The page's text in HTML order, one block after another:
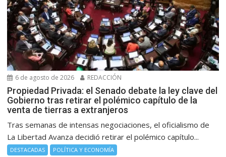
6 de agosto de 2026 REDACCIÓN
Propiedad Privada: el Senado debate la ley clave del
Gobierno tras retirar el polémico capítulo de la
venta de tierras a extranjeros
Tras semanas de intensas negociaciones, el oficialismo de
La Libertad Avanza decidió retirar el polémico capítulo...
DESTACADAS POLÍTICA Y ECONOMÍA